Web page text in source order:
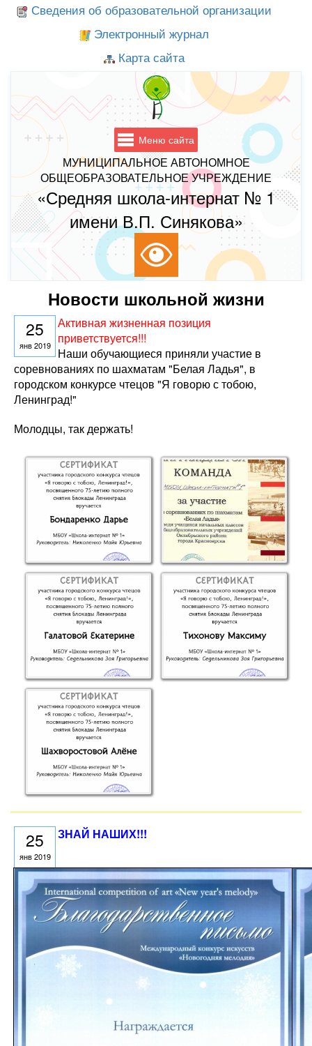
Сведения об образовательной организации
Электронный журнал
Карта сайта
Меню сайта
МУНИЦИПАЛЬНОЕ АВТОНОМНОЕ
ОБЩЕОБРАЗОВАТЕЛЬНОЕ УЧРЕЖДЕНИЕ
«Средняя школа-интернат № 1
имени В.П. Синякова»
Новости школьной жизни
25
янв 2019
Активная жизненная позиция
приветствуется!!!
Наши обучающиеся приняли участие в
соревнованиях по шахматам "Белая Ладья", в
городском конкурсе чтецов "Я говорю с тобою,
Ленинград!"
Молодцы, так держать!
25
янв 2019
ЗНАЙ НАШИХ!!!